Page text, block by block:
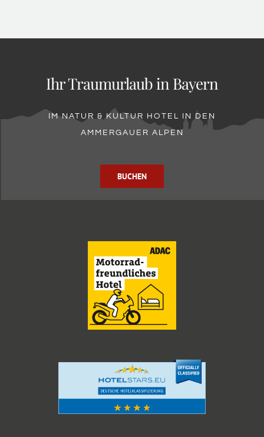
Ihr Traumurlaub in Bayern
IM NATUR & KULTUR HOTEL IN DEN
AMMERGAUER ALPEN
BUCHEN